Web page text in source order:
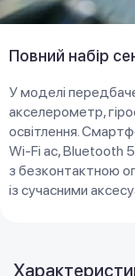
Повний набір
У моделі
акселерометр,
освітлення.
Wi-Fi ac, Bluetooth
з безконтактною
із сучасними